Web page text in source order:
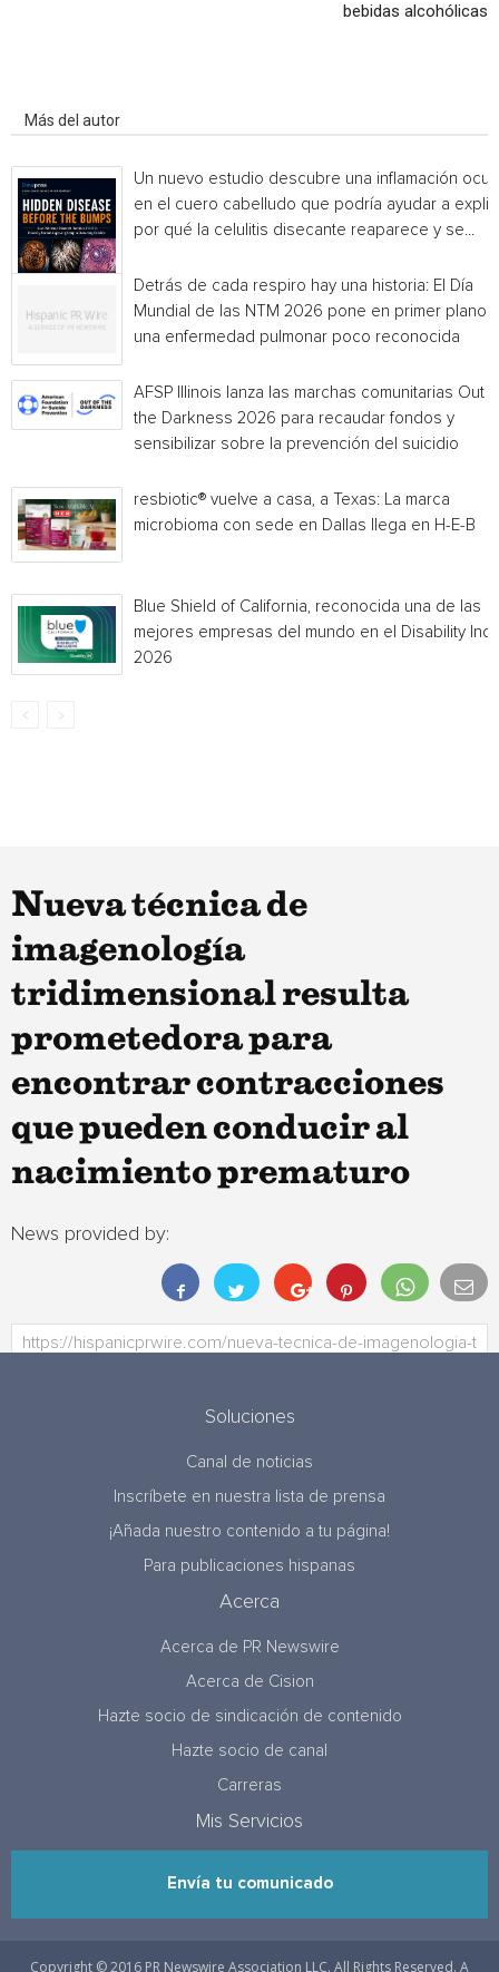
bebidas alcohólicas
Más del autor
Un nuevo estudio descubre una inflamación
en el cuero cabelludo que podría ayudar a
por qué la celulitis disecante reaparece y se...
Detrás de cada respiro hay una historia: El Día
Mundial de las NTM 2026 pone en primer plano
una enfermedad pulmonar poco reconocida
AFSP Illinois lanza las marchas comunitarias Out
the Darkness 2026 para recaudar fondos y
sensibilizar sobre la prevención del suicidio
resbiotic® vuelve a casa, a Texas: La marca
microbioma con sede en Dallas llega en H-E-B
Blue Shield of California, reconocida una de las
mejores empresas del mundo en el Disability
2026
Nueva técnica de
imagenología
tridimensional resulta
prometedora para
encontrar contracciones
que pueden conducir al
nacimiento prematuro
News provided by:
Soluciones
Canal de noticias
Inscríbete en nuestra lista de prensa
¡Añada nuestro contenido a tu página!
Para publicaciones hispanas
Acerca
Acerca de PR Newswire
Acerca de Cision
Hazte socio de sindicación de contenido
Hazte socio de canal
Carreras
Mis Servicios
Envía tu comunicado
Copyright © 2016 PR Newswire Association LLC. All Rights Reserved. A